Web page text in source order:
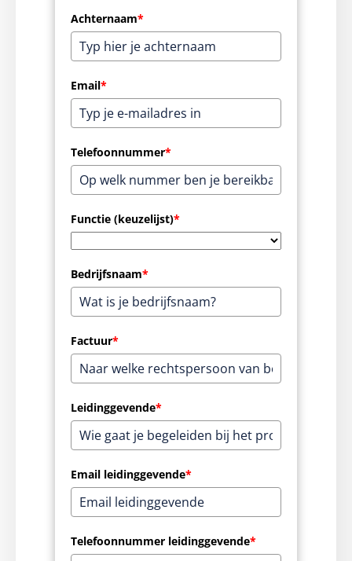
Achternaam*
Email*
Telefoonnummer*
Functie (keuzelijst)*
Bedrijfsnaam*
Factuur*
Leidinggevende*
Email leidinggevende*
Telefoonnummer leidinggevende*